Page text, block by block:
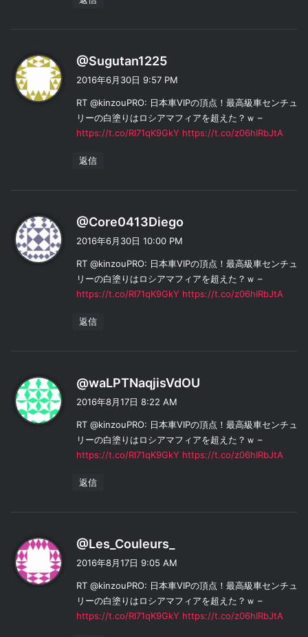
@Sugutan1225
り
2016年6月30日 9:57 PM
RT @kinzouPRO: 日本車VIPの頂点！最高級車センチュ
リーの白塗りはロシアマフィアを超えた？ｗ –
https://t.co/Rl71qK9GkY https://t.co/z06hIRbJtA
返信
@Core0413Diego
2016年6月30日 10:00 PM
RT @kinzouPRO: 日本車VIPの頂点！最高級車センチュ
リーの白塗りはロシアマフィアを超えた？ｗ –
https://t.co/Rl71qK9GkY https://t.co/z06hIRbJtA
返信
@waLPTNaqjisVdOU
2016年8月17日 8:22 AM
RT @kinzouPRO: 日本車VIPの頂点！最高級車センチュ
リーの白塗りはロシアマフィアを超えた？ｗ –
https://t.co/Rl71qK9GkY https://t.co/z06hIRbJtA
返信
@Les_Couleurs_
り
2016年8月17日 9:05 AM
RT @kinzouPRO: 日本車VIPの頂点！最高級車センチュ
リーの白塗りはロシアマフィアを超えた？ｗ –
https://t.co/Rl71qK9GkY https://t.co/z06hIRbJtA